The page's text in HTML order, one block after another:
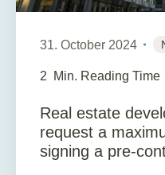
31. October 2024
2 Min. Reading Time
Real estate
request a
signing a pre-